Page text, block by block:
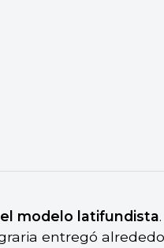
modelo latifundista
entregó